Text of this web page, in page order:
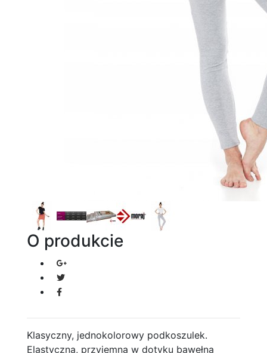
O produkcie
Klasyczny, jednokolorowy podkoszulek.
Elastyczna, przyjemna w dotyku bawełna